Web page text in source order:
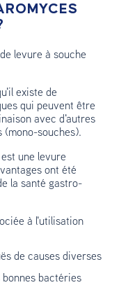
levure à souche
existe de
qui peuvent être
avec d'autres
(mono-souches).
une levure
ont été
la santé gastro-
à l'utilisation
de causes diverses
bonnes bactéries